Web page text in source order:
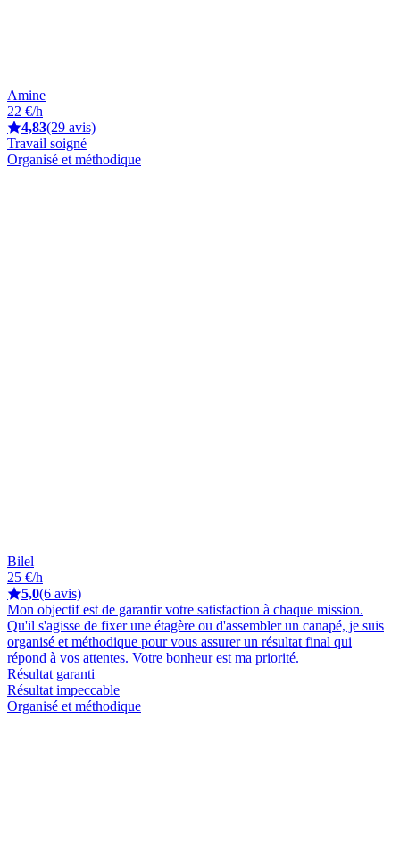
Amine
22 €/h
4,83(29 avis)
Travail soigné
Organisé et méthodique
Bilel
25 €/h
5,0(6 avis)
Mon objectif est de garantir votre satisfaction à chaque mission.
Qu'il s'agisse de fixer une étagère ou d'assembler un canapé, je suis
organisé et méthodique pour vous assurer un résultat final qui
répond à vos attentes. Votre bonheur est ma priorité.
Résultat garanti
Résultat impeccable
Organisé et méthodique